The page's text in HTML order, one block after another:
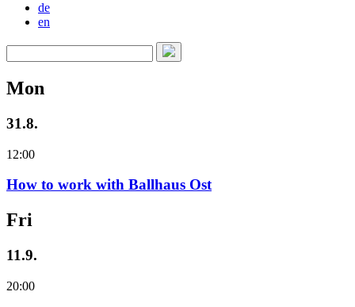
de
en
Mon
31.8.
12:00
How to work with Ballhaus Ost
Fri
11.9.
20:00